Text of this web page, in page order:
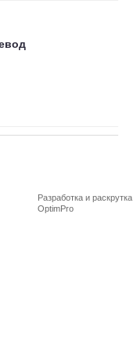
Разработка и раскрутка
OptimPro